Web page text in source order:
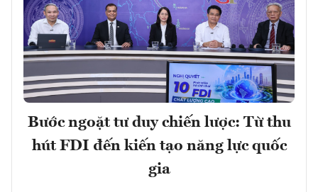
Bước ngoặt tư duy chiến lược: Từ thu
hút FDI đến kiến tạo năng lực quốc
gia